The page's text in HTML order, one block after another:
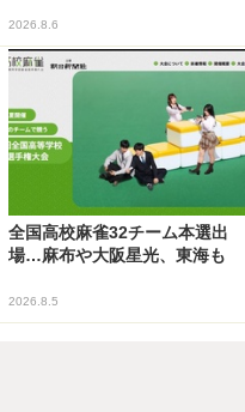
2026.8.6
全国高校麻雀32チーム本選出
場…麻布や大阪星光、東海も
2026.8.5